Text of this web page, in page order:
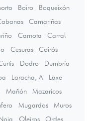
Boiro
Boqueixón
Camariñas
Carnota
Carral
Cesuras
Coirós
Dodro
Dumbría
Laracha, A
Laxe
Mañón
Mazaricos
Mugardos
Muros
Oleiros
Ordes